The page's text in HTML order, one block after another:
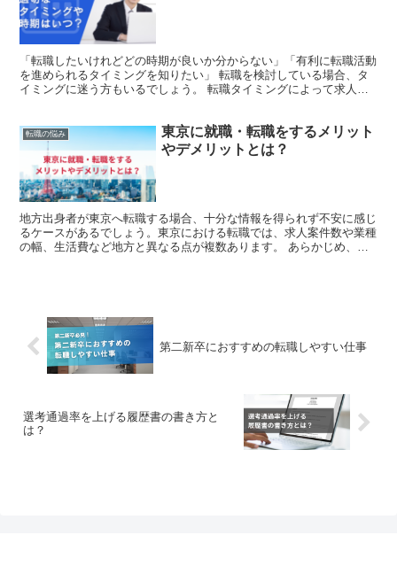
「転職したいけれどどの時期が良いか分からない」「有利に転職活動
を進められるタイミングを知りたい」 転職を検討している場合、タ
イミングに迷う方もいるでしょう。 転職タイミングによって求人内
転職の悩み
東京に就職・転職をするメリット
やデメリットとは？
地方出身者が東京へ転職する場合、十分な情報を得られず不安に感じ
るケースがあるでしょう。東京における転職では、求人案件数や業種
の幅、生活費など地方と異なる点が複数あります。 あらかじめ、東
第二新卒におすすめの転職しやすい仕事
選考通過率を上げる履歴書の書き方と
は？